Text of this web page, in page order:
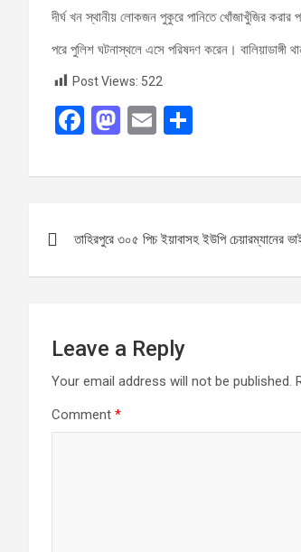
দীর্ঘ খন স্থানীয় লোকজন পুকুরে পানিতে খোঁজাখুঁজির করার
পরে পুলিশ ঘটনাস্থলে এসে পরিষদণ করেন। বালিয়াডাঙ্গী
Post Views: 522
F
ce
o
M
st
d
E
ail ar
navigation
তাহিরপুরে ৩০৫ পিচ ইয়াবাসহ ইউপি চেয়ারম্যানের
Leave a Reply
Your email address will not be published.
Comment *